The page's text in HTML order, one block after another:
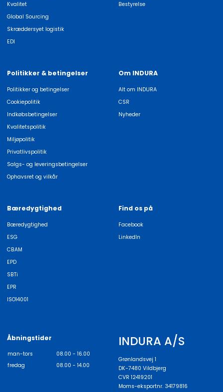
Kvalitet
Global Sourcing
Skræddersyet logistik
EDI
Bestyrelse
Politikker & betingelser
Politikker og betingelser
Cookiepolitik
Indkøbsbetingelser
Kvalitetspolitik
Miljøpolitik
Privatlivspolitik
Salgs- og leveringsbetingelser
Ophavsret og vilkår
Om INDURA
Alt om INDURA
CSR
Nyheder
Bæredygtighed
Bæredygtighed
ESG
CBAM
EPD
SBTi
EPR
ISO14001
Find os på
Facebook
LinkedIn
Åbningstider
man-tors
08.00 - 16.00
fredag
08.00 - 14.00
INDURA A/S
Grønlandsvej 1
DK-7480 Vildbjerg
CVR 12419201
Moms-eksportnr. 34179816